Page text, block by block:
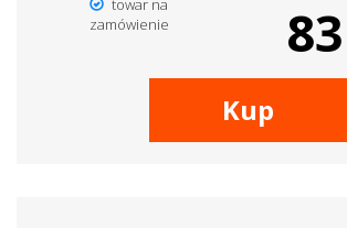
towar na
zamówienie
83
Kup